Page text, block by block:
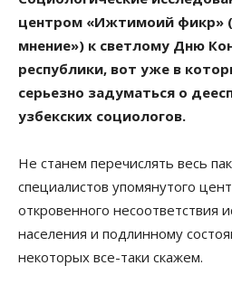
центром «Ижтимоий фикр»
мнение») к светлому Дню
республики, вот уже в
серьезно задуматься о
узбекских социологов.
Не станем перечислять весь
специалистов упомянутого
откровенного несоответствия
населения и подлинному
некоторых все-таки скажем.